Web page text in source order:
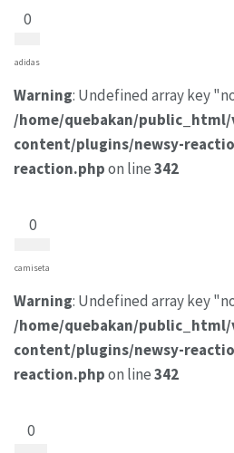
0
adidas
Warning: Undefined array key
/home/quebakan/public_html/
content/plugins/newsy-
reaction.phpon line342
0
camiseta
Warning: Undefined array key
/home/quebakan/public_html/
content/plugins/newsy-
reaction.phpon line342
0